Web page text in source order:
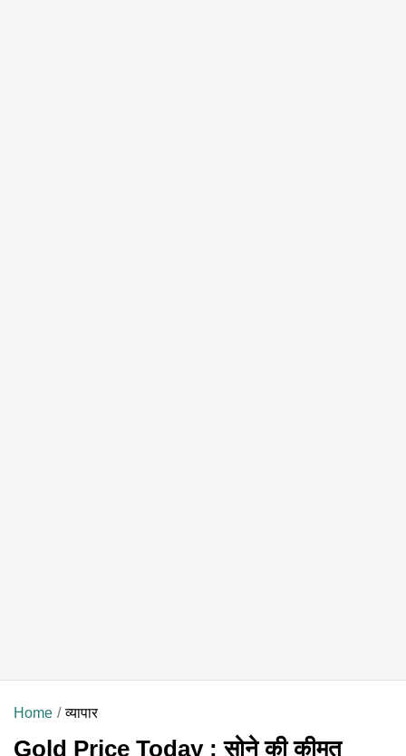
Home व्यापार
Gold Price Today : सोने की कीमत